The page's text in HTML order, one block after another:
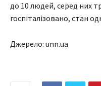
до 10 людей, серед них
госпіталізовано, стан
Джерело: unn.ua